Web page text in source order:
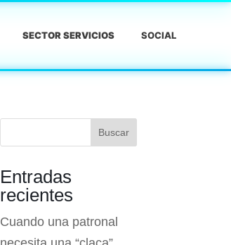
SECTOR SERVICIOS SOCIAL
Buscar
Entradas
recientes
Cuando una patronal